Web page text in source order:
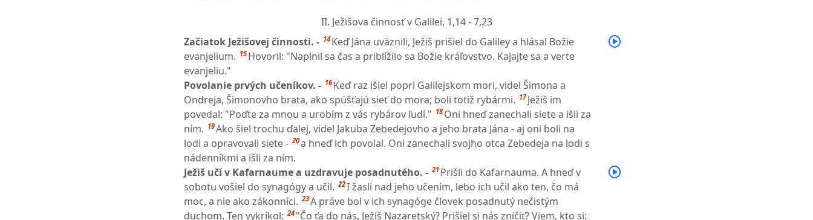
II. Ježišova činnosť v Galilei, 1,14 - 7,23
Začiatok Ježišovej činnosti. - 14 Keď Jána uväznili, Ježiš prišiel do Galiley a hlásal Božie
evanjelium. 15 Hovoril: "Naplnil sa čas a priblížilo sa Božie kráľovstvo. Kajajte sa a verte
evanjeliu."
Povolanie prvých učeníkov. - 16 Keď raz išiel popri Galilejskom mori, videl Šimona a
Ondreja, Šimonovho brata, ako spúšťajú sieť do mora; boli totiž rybármi. 17 Ježiš im
povedal: "Poďte za mnou a urobím z vás rybárov ľudí." 18 Oni hneď zanechali siete a išli za
ním. 19Ako šiel trochu ďalej, videl Jakuba Zebedejovho a jeho brata Jána - aj oni boli na
lodi a opravovali siete - 20a hneď ich povolal. Oni zanechali svojho otca Zebedeja na lodi s
nádenníkmi a išli za ním.
Ježiš učí v Kafarnaume a uzdravuje posadnutého. - 21 Prišli do Kafarnauma. A hneď v
sobotu vošiel do synagógy a učil. 22I žasli nad jeho učením, lebo ich učil ako ten, čo má
moc, a nie ako zákonníci. 23A práve bol v ich synagóge človek posadnutý nečistým
duchom. Ten vykríkol: 24 "Čo ťa do nás, Ježiš Nazaretský? Prišiel si nás zničiť? Viem, kto si: